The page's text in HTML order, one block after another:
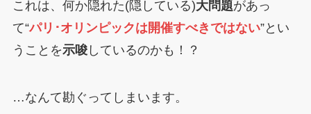
これは、何か隠れた(隠している)大問題があっ
て“パリ･オリンピックは開催すべきではない”とい
うことを示唆しているのかも！？
…なんて勘ぐってしまいます。